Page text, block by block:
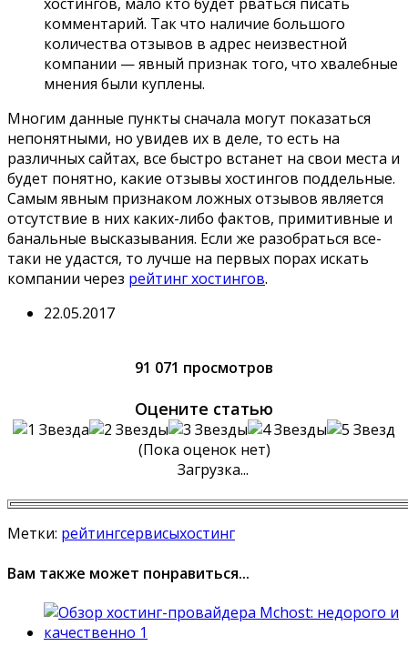
комментарий. Так что наличие большого
количества отзывов в адрес неизвестной
компании — явный признак того, что хвалебные
мнения были куплены.
Многим данные пункты сначала могут показаться
непонятными, но увидев их в деле, то есть на
различных сайтах, все быстро встанет на свои места и
будет понятно, какие отзывы хостингов поддельные.
Самым явным признаком ложных отзывов является
отсутствие в них каких-либо фактов, примитивные и
банальные высказывания. Если же разобраться все-
таки не удастся, то лучше на первых порах искать
компании через рейтинг хостингов.
22.05.2017
91 071 просмотров
Оцените статью
(Пока оценок нет)
Загрузка...
Метки: рейтингсервисыхостинг
Вам также может понравиться...